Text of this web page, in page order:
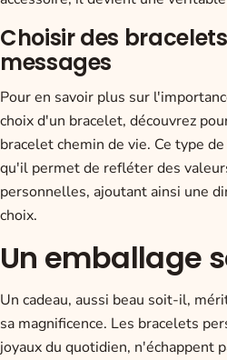
Choisir des
messages
Pour en savoir plus sur
choix d'un bracelet, découvrez
bracelet chemin de vie. Ce type
qu'il permet de refléter des
personnelles, ajoutant ainsi une
choix.
Un emballage
Un cadeau, aussi beau soit-il,
sa magnificence. Les bracelets
joyaux du quotidien, n'échappent